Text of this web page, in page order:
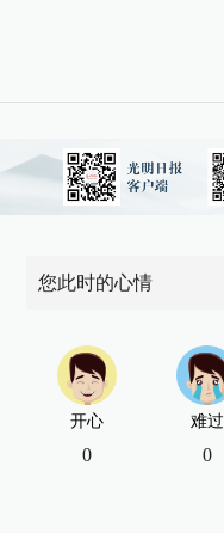
您此时的心情
开心
0
难过
0